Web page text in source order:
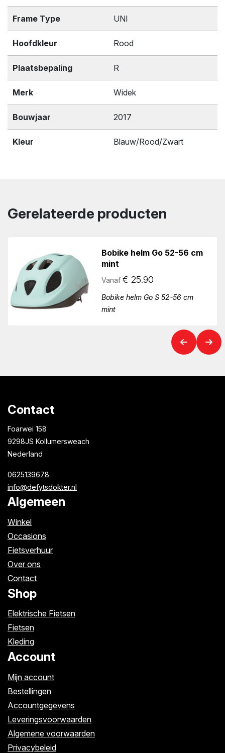
Frame Type UNI
Hoofdkleur Rood
Plaatsbepaling R
Merk Widek
Bouwjaar 2017
Kleur Blauw/Rood/Zwart
Gerelateerde producten
Bobike helm Go 52-56 cm
mint
Vanaf € 25.90
Bobike helm Go S 52-56 cm
mint
Contact
Foarwei 158
9298JS Kollumersweach
Nederland
0625139678
info@defytsdokter.nl
Algemeen
Winkel
Occasions
Fietsverhuur
Over ons
Contact
Shop
Elektrische Fietsen
Fietsen
Kleding
Account
Mijn account
Bestellingen
Accountgegevens
Leveringsvoorwaarden
Algemene voorwaarden
Privacybeleid